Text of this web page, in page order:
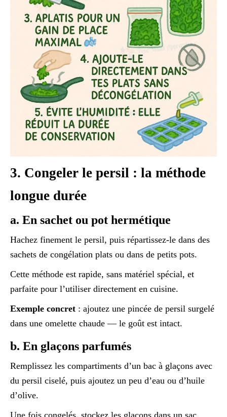
3. Congeler le persil : la méthode
longue durée
a. En sachet ou pot hermétique
Hachez finement le persil, puis répartissez-le dans des
sachets de congélation plats ou dans de petits pots.
Cette méthode est rapide, sans matériel spécial, et
parfaite pour l’utiliser directement en cuisine.
Exemple concret : ajoutez une pincée de persil surgelé
dans une omelette chaude — le goût est intact.
b. En glaçons parfumés
Remplissez les compartiments d’un bac à glaçons avec
du persil ciselé, puis ajoutez un peu d’eau ou d’huile
d’olive.